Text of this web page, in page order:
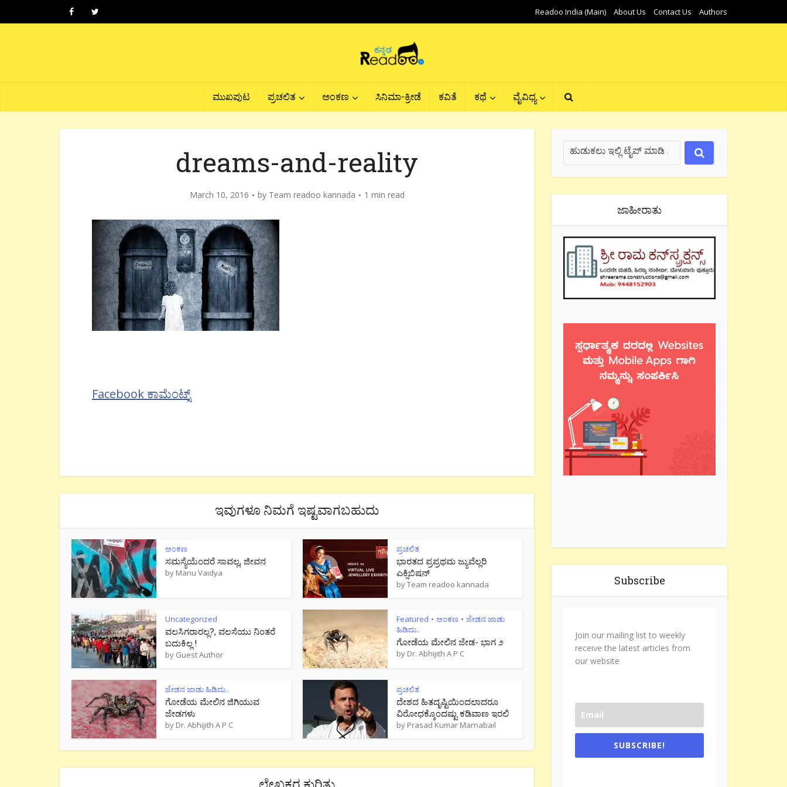
Readoo India (Main) About Us Contact Us Authors
ಮುಖಪುಟ ಪ್ರಚಲಿತ ಅಂಕಣ ಸಿನಿಮಾ-ಕ್ರೀಡೆ ಕವಿತೆ ಕಥೆ ವೈವಿಧ್ಯ
dreams-and-reality
March 10, 2016 by Team readoo kannada 1 min read
Facebook ಕಾಮೆಂಟ್ಸ್
ಇವುಗಳೂ ನಿಮಗೆ ಇಷ್ಟವಾಗಬಹುದು
ಅಂಕಣ
ಸಮಸ್ಯೆಯೆಂದರೆ ಸಾವಲ್ಲ, ಜೀವನ
by Manu Vaidya
ಪ್ರಚಲಿತ
ಭಾರತದ ಪ್ರಪ್ರಥಮ ಜ್ಯುವೆಲ್ಲರಿ
ಎಕ್ಸಿಬಿಷನ್
byTeam readoo kannada
Uncategorized
ವಲಸಿಗರಾರಲ್ಲ?, ವಲಸೆಯು ನಿಂತರೆ
ಬದುಕಿಲ್ಲ !
by Guest Author
Featured • ಅಂಕಣ • ಜೇಡನ ಜಾಡು
ಹಿಡಿದು..
ಗೋಡೆಯ ಮೇಲಿನ ಜೇಡ- ಭಾಗ ೨
by Dr. Abhijith A P C
ಜೇಡನ ಜಾಡು ಹಿಡಿದು..
ಗೋಡೆಯ ಮೇಲಿನ ಜಿಗಿಯುವ
ಜೇಡಗಳು
by Dr. Abhijith A P C
ಪ್ರಚಲಿತ
ದೇಶದ ಹಿತದೃಷ್ಟಿಯಿಂದಲಾದರೂ
ವಿರೋಧಕ್ಕೊಂದಷ್ಟು ಕಡಿವಾಣ ಇರಲಿ
by Prasad Kumar Marnabail
ಜಾಹೀರಾತು
Subscribe
Join our mailing list to weekly
receive the latest articles from
our website
SUBSCRIBE!